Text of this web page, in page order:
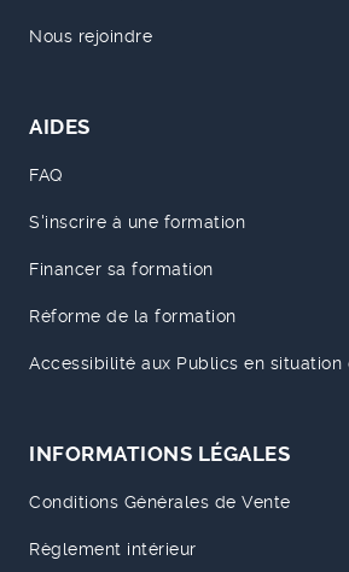
Nous rejoindre
AIDES
FAQ
S'inscrire à une formation
Financer sa formation
Réforme de la formation
Accessibilité aux Publics en situation
INFORMATIONS LÉGALES
Conditions Générales de Vente
Règlement intérieur